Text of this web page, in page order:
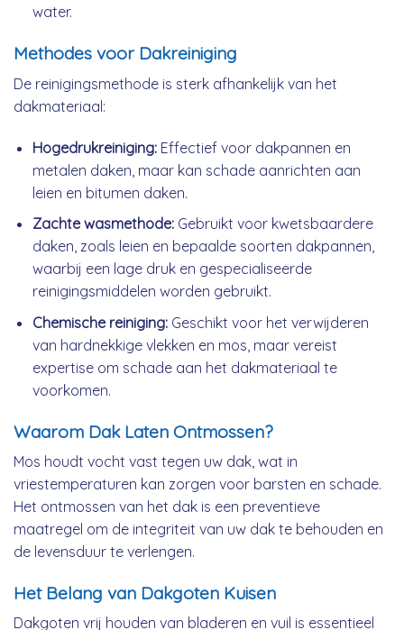
water.
Methodes voor Dakreiniging
De reinigingsmethode is sterk afhankelijk van het
dakmateriaal:
Hogedrukreiniging:Effectief voor dakpannen en
metalen daken, maar kan schade aanrichten aan
leien en bitumen daken.
Zachte wasmethode:Gebruikt voor kwetsbaardere
daken, zoals leien en bepaalde soorten dakpannen,
waarbij een lage druk en gespecialiseerde
reinigingsmiddelen worden gebruikt.
Chemische reiniging:Geschikt voor het verwijderen
van hardnekkige vlekken en mos, maar vereist
expertise om schade aan het dakmateriaal te
voorkomen.
Waarom Dak Laten Ontmossen?
Mos houdt vocht vast tegen uw dak, wat in
vriestemperaturen kan zorgen voor barsten en schade.
Het ontmossen van het dak is een preventieve
maatregel om de integriteit van uw dak te behouden en
de levensduur te verlengen.
Het Belang van Dakgoten Kuisen
Dakgoten vrij houden van bladeren en vuil is essentieel